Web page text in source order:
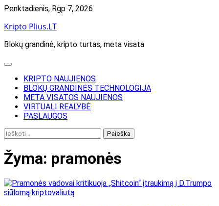
Skip
content
Penktadienis, Rgp 7, 2026
Kripto Plius.LT
Blokų grandinė, kripto turtas, meta visata
KRIPTO NAUJIENOS
BLOKŲ GRANDINĖS TECHNOLOGIJA
META VISATOS NAUJIENOS
VIRTUALI REALYBĖ
PASLAUGOS
Ieškoti:
Žyma: pramonės